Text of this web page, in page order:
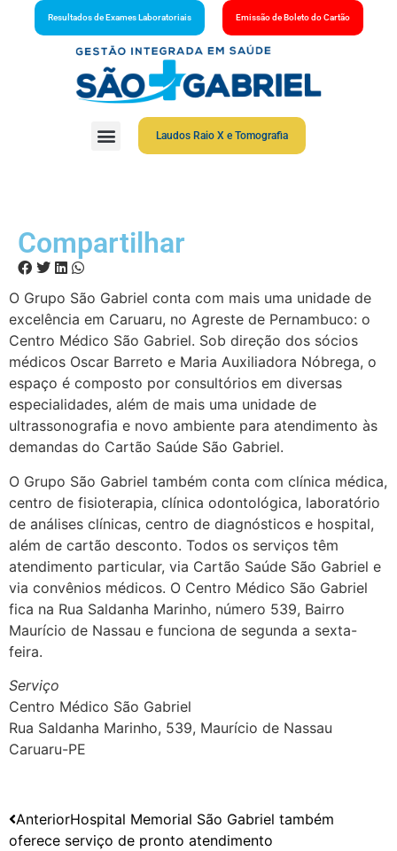
Resultados de Exames Laboratoriais Emissão de Boleto do Cartão
Laudos Raio X e Tomografia
Compartilhar
O Grupo São Gabriel conta com mais uma unidade de
excelência em Caruaru, no Agreste de Pernambuco: o
Centro Médico São Gabriel. Sob direção dos sócios
médicos Oscar Barreto e Maria Auxiliadora Nóbrega, o
espaço é composto por consultórios em diversas
especialidades, além de mais uma unidade de
ultrassonografia e novo ambiente para atendimento às
demandas do Cartão Saúde São Gabriel.
O Grupo São Gabriel também conta com clínica médica,
centro de fisioterapia, clínica odontológica, laboratório
de análises clínicas, centro de diagnósticos e hospital,
além de cartão desconto. Todos os serviços têm
atendimento particular, via Cartão Saúde São Gabriel e
via convênios médicos. O Centro Médico São Gabriel
fica na Rua Saldanha Marinho, número 539, Bairro
Maurício de Nassau e funciona de segunda a sexta-
feira.
Serviço
Centro Médico São Gabriel
Rua Saldanha Marinho, 539, Maurício de Nassau
Caruaru-PE
AnteriorHospital Memorial São Gabriel também
oferece serviço de pronto atendimento